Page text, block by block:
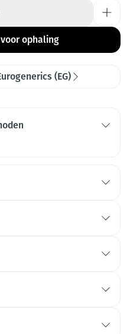
ophaling
(EG)